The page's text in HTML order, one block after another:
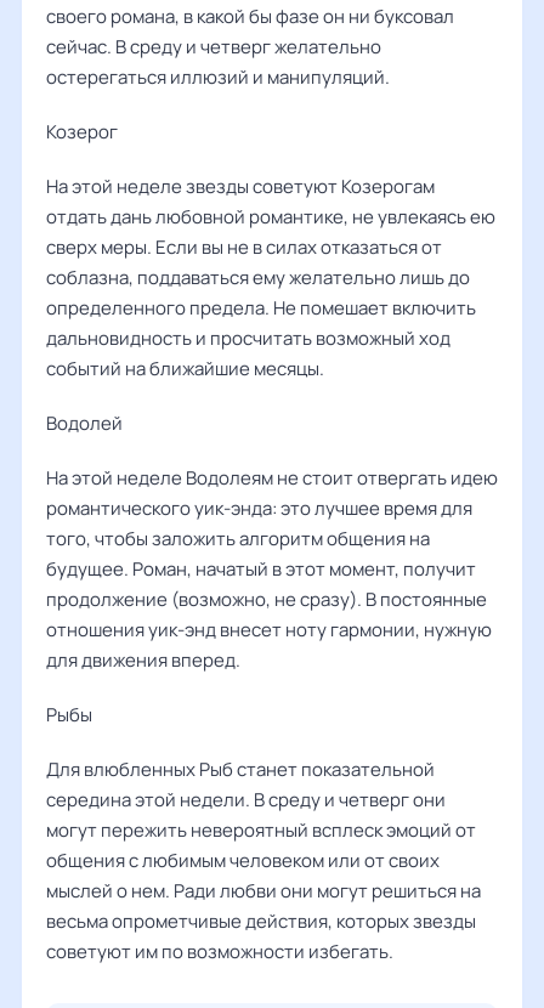
своего романа, в какой бы фазе он ни буксовал
сейчас. В среду и четверг желательно
остерегаться иллюзий и манипуляций.
Козерог
На этой неделе звезды советуют Козерогам
отдать дань любовной романтике, не увлекаясь ею
сверх меры. Если вы не в силах отказаться от
соблазна, поддаваться ему желательно лишь до
определенного предела. Не помешает включить
дальновидность и просчитать возможный ход
событий на ближайшие месяцы.
Водолей
На этой неделе Водолеям не стоит отвергать идею
романтического уик-энда: это лучшее время для
того, чтобы заложить алгоритм общения на
будущее. Роман, начатый в этот момент, получит
продолжение (возможно, не сразу). В постоянные
отношения уик-энд внесет ноту гармонии, нужную
для движения вперед.
Рыбы ‌‌
Для влюбленных Рыб станет показательной
середина этой недели. В среду и четверг они
могут пережить невероятный всплеск эмоций от
общения с любимым человеком или от своих
мыслей о нем. Ради любви они могут решиться на
весьма опрометчивые действия, которых звезды
советуют им по возможности избегать.